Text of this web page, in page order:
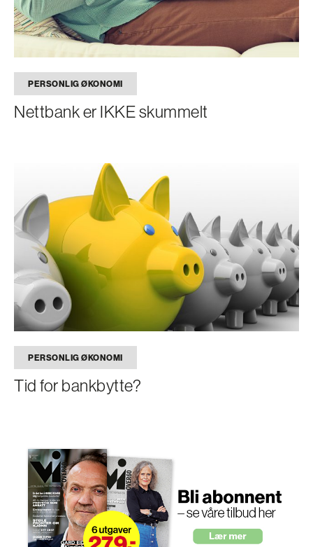
PERSONLIG ØKONOMI
Nettbank er IKKE skummelt
PERSONLIG ØKONOMI
Tid for bankbytte?